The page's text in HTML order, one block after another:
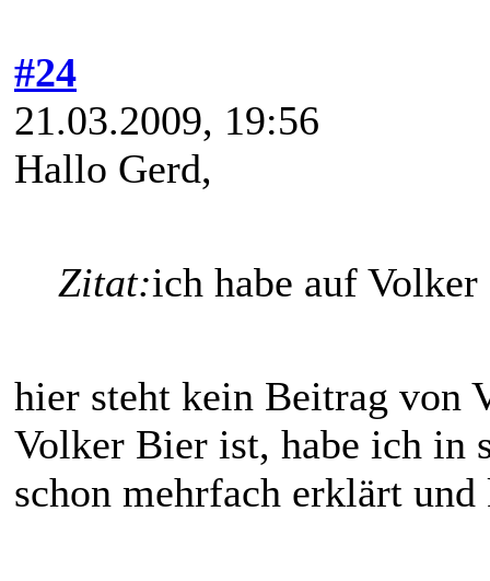
#24
21.03.2009, 19:56
Hallo Gerd,
Zitat:ich habe auf
hier steht kein Beitrag von
Volker Bier ist, habe ich in
schon mehrfach erklärt